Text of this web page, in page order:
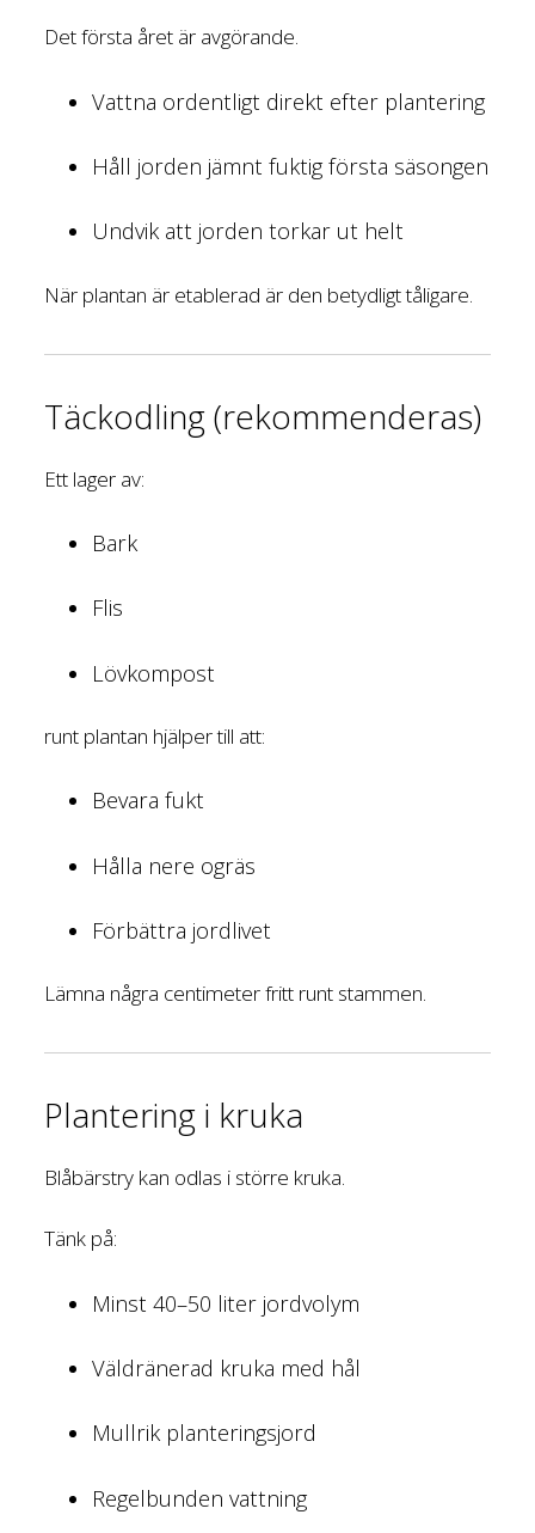
Det första året är avgörande.
Vattna ordentligt direkt efter plantering
Håll jorden jämnt fuktig första säsongen
Undvik att jorden torkar ut helt
När plantan är etablerad är den betydligt tåligare.
Täckodling (rekommenderas)
Ett lager av:
Bark
Flis
Lövkompost
runt plantan hjälper till att:
Bevara fukt
Hålla nere ogräs
Förbättra jordlivet
Lämna några centimeter fritt runt stammen.
Plantering i kruka
Blåbärstry kan odlas i större kruka.
Tänk på:
Minst 40–50 liter jordvolym
Väldränerad kruka med hål
Mullrik planteringsjord
Regelbunden vattning